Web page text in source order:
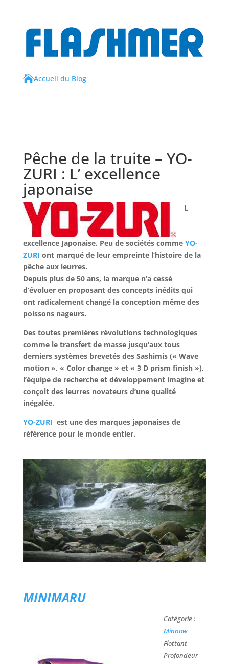
Accueil du Blog
Pêche de la truite – YO-
ZURI : L’ excellence
japonaise
L
excellence Japonaise. Peu de sociétés comme YO-
ZURI ont marqué de leur empreinte l’histoire de la
pêche aux leurres.
Depuis plus de 50 ans, la marque n’a cessé
d’évoluer en proposant des concepts inédits qui
ont radicalement changé la conception même des
poissons nageurs.
Des toutes premières révolutions technologiques
comme le transfert de masse jusqu’aux tous
derniers systèmes brevetés des Sashimis (« Wave
motion », « Color change » et « 3 D prism finish »),
l’équipe de recherche et développement imagine et
conçoit des leurres novateurs d’une qualité
inégalée.
YO-ZURI est une des marques japonaises de
référence pour le monde entier.
MINIMARU
Catégorie :
Minnow
Flottant
Profondeur